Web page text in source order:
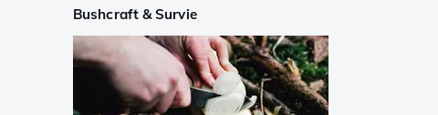
Bushcraft & Survie